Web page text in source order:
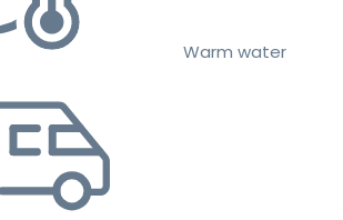
Warm water